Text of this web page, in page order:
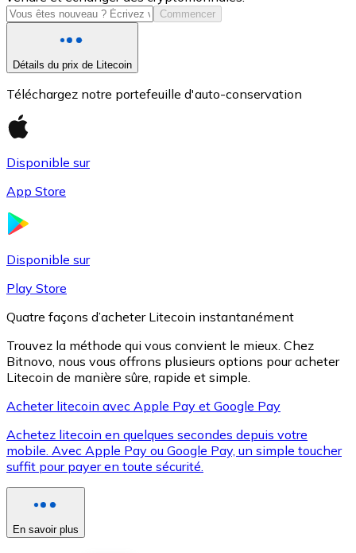
USDC
XRP
XRP
Voir toutes
Commencer
Détails du prix de Litecoin
Téléchargez notre portefeuille d'auto-conservation
Disponible sur
App Store
Disponible sur
Play Store
Quatre façons d’acheter Litecoin instantanément
Trouvez la méthode qui vous convient le mieux. Chez
Bitnovo, nous vous offrons plusieurs options pour acheter
Litecoin de manière sûre, rapide et simple.
Acheter litecoin avec Apple Pay et Google Pay
Achetez litecoin en quelques secondes depuis votre
mobile. Avec Apple Pay ou Google Pay, un simple toucher
suffit pour payer en toute sécurité.
En savoir plus